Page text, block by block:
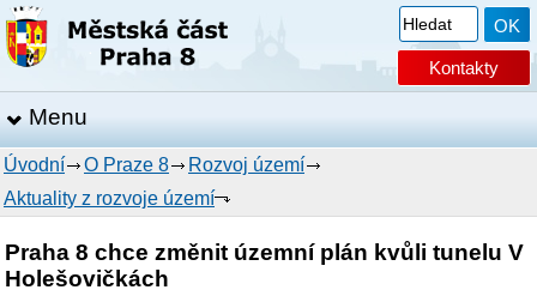
Kontakty
Menu
Úvodní O Praze 8
Rozvoj území
Aktuality z rozvoje území
Praha 8 chce změnit územní plán kvůli tunelu V
Holešovičkách